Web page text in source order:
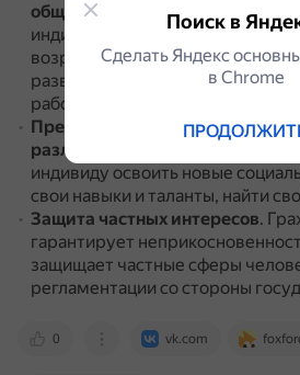
общества
Общественные
индивида взаимодействовать с
возраста, социального
развивать коммуникативные
работать в команде и успешно
Предоставление возможностей
различных видах деятельности
индивиду освоить новые
свои навыки и таланты, найти
Защита частных интересов.
гарантирует
защищает частные сферы
регламентации со стороны
0 vk.com
Поиск в
Сделать Яндекс
в Сhrome